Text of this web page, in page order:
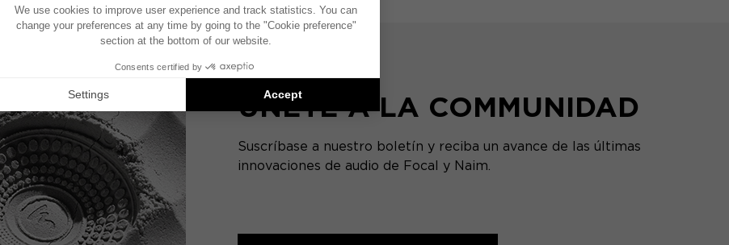
UNETE A LA COMMUNIDAD
Suscríbase a nuestro boletín y reciba un avance de las últimas
innovaciones de audio de Focal y Naim.